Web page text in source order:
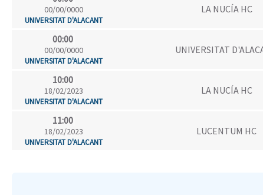
00/00/0000
UNIVERSITAT D'ALACANT
LA NUCÍA HC
00:00
00/00/0000
UNIVERSITAT D'ALACANT
UNIVERSITAT
10:00
18/02/2023
UNIVERSITAT D'ALACANT
LA NUCÍA HC
11:00
18/02/2023
UNIVERSITAT D'ALACANT
LUCENTUM HC